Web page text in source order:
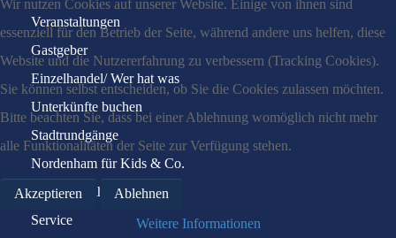
Veranstaltungen
Gastgeber
Einzelhandel/ Wer hat was
Unterkünfte buchen
Stadtrundgänge
Nordenham für Kids & Co.
Bus und Bahn
Service
Wir nutzen Cookies auf unserer Website. Einige von ihnen sind
essenziell für den Betrieb der Seite, während andere uns helfen, diese
Website und die Nutzererfahrung zu verbessern (Tracking Cookies).
Sie können selbst entscheiden, ob Sie die Cookies zulassen möchten.
Bitte beachten Sie, dass bei einer Ablehnung womöglich nicht mehr
alle Funktionalitäten der Seite zur Verfügung stehen.
Akzeptieren
Ablehnen
Weitere Informationen